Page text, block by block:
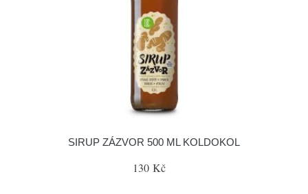
SIRUP ZÁZVOR 500 ML KOLDOKOL
130 Kč